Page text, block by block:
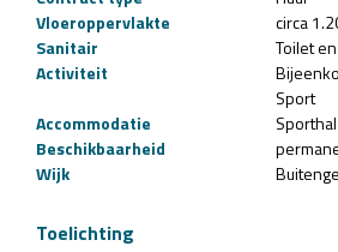
Vloeroppervlakte
circa
Sanitair
Toilet
Activiteit
Sport
Accommodatie
Beschikbaarheid
Wijk
Toelichting